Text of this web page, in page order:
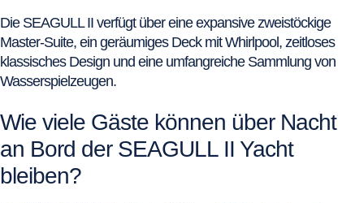
Die SEAGULL II verfügt über eine expansive zweistöckige
Master-Suite, ein geräumiges Deck mit Whirlpool, zeitloses
klassisches Design und eine umfangreiche Sammlung von
Wasserspielzeugen.
Wie viele Gäste können über Nacht
an Bord der SEAGULL II Yacht
bleiben?